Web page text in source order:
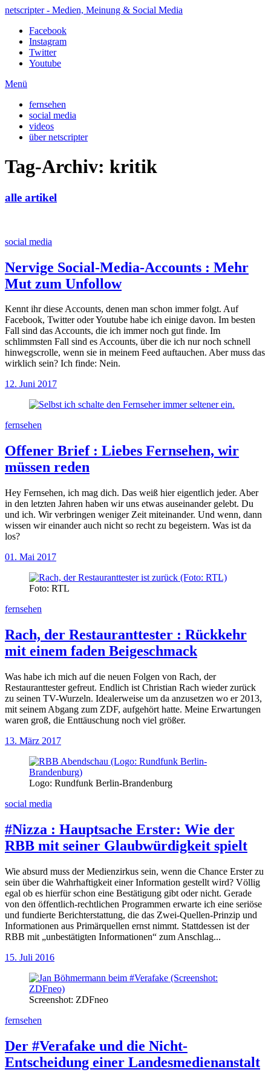
netscripter - Medien, Meinung & Social Media
Facebook
Instagram
Twitter
Youtube
Menü
fernsehen
social media
videos
über netscripter
Tag-Archiv: kritik
alle artikel
social media
Nervige Social-Media-Accounts : Mehr
Mut zum Unfollow
Kennt ihr diese Accounts, denen man schon immer folgt. Auf
Facebook, Twitter oder Youtube habe ich einige davon. Im besten
Fall sind das Accounts, die ich immer noch gut finde. Im
schlimmsten Fall sind es Accounts, über die ich nur noch schnell
hinwegscrolle, wenn sie in meinem Feed auftauchen. Aber muss das
wirklich sein? Ich finde: Nein.
12. Juni 2017
fernsehen
Offener Brief : Liebes Fernsehen, wir
müssen reden
Hey Fernsehen, ich mag dich. Das weiß hier eigentlich jeder. Aber
in den letzten Jahren haben wir uns etwas auseinander gelebt. Du
und ich. Wir verbringen weniger Zeit miteinander. Und wenn, dann
wissen wir einander auch nicht so recht zu begeistern. Was ist da
los?
01. Mai 2017
Foto: RTL
fernsehen
Rach, der Restauranttester : Rückkehr
mit einem faden Beigeschmack
Was habe ich mich auf die neuen Folgen von Rach, der
Restauranttester gefreut. Endlich ist Christian Rach wieder zurück
zu seinen TV-Wurzeln. Idealerweise um da anzusetzen wo er 2013,
mit seinem Abgang zum ZDF, aufgehört hatte. Meine Erwartungen
waren groß, die Enttäuschung noch viel größer.
13. März 2017
Logo: Rundfunk Berlin-Brandenburg
social media
#Nizza : Hauptsache Erster: Wie der
RBB mit seiner Glaubwürdigkeit spielt
Wie absurd muss der Medienzirkus sein, wenn die Chance Erster zu
sein über die Wahrhaftigkeit einer Information gestellt wird? Völlig
egal ob es hierfür schon eine Bestätigung gibt oder nicht. Gerade
von den öffentlich-rechtlichen Programmen erwarte ich eine seriöse
und fundierte Berichterstattung, die das Zwei-Quellen-Prinzip und
Informationen aus Primärquellen ernst nimmt. Stattdessen ist der
RBB mit „unbestätigten Informationen“ zum Anschlag...
15. Juli 2016
Screenshot: ZDFneo
fernsehen
Der #Verafake und die Nicht-
Entscheidung einer Landesmedienanstalt